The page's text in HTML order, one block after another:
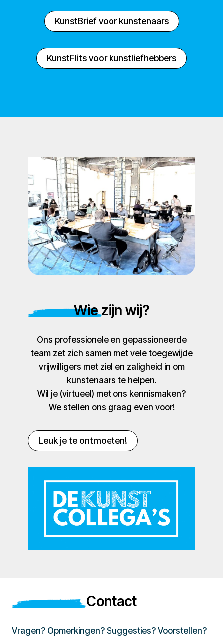
KunstBrief voor kunstenaars
KunstFlits voor kunstliefhebbers
Wie zijn wij?
Ons professionele en gepassioneerde
team zet zich samen met vele toegewijde
vrijwilligers met ziel en zaligheid in om
kunstenaars te helpen.
Wil je (virtueel) met ons kennismaken?
We stellen ons graag even voor!
Leuk je te ontmoeten!
Contact
Vragen? Opmerkingen? Suggesties? Voorstellen?